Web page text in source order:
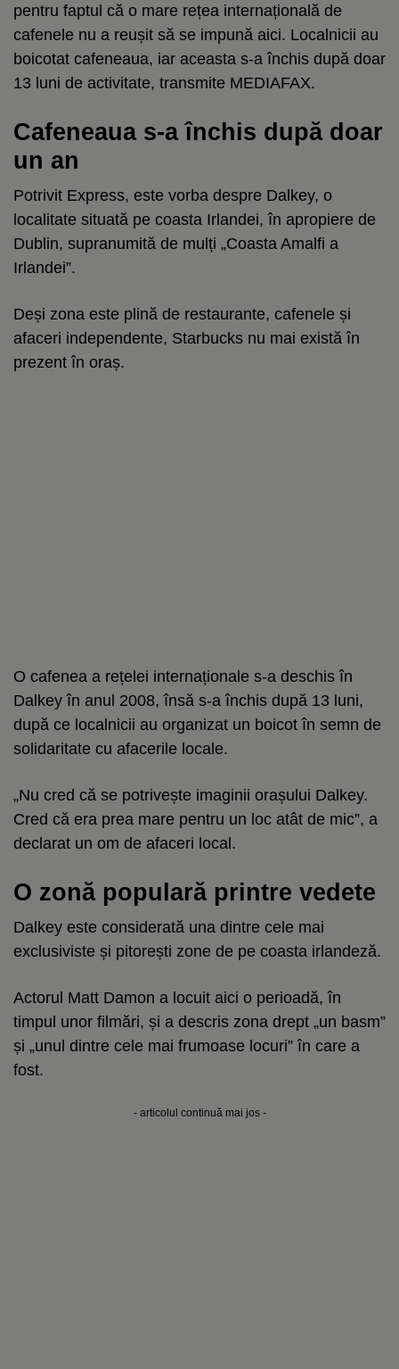
pentru faptul că o mare rețea internațională de
cafenele nu a reușit să se impună aici. Localnicii au
boicotat cafeneaua, iar aceasta s-a închis după doar
13 luni de activitate, transmite MEDIAFAX.
Cafeneaua s-a închis după doar
un an
Potrivit Express, este vorba despre Dalkey, o
localitate situată pe coasta Irlandei, în apropiere de
Dublin, supranumită de mulți „Coasta Amalfi a
Irlandei”.
Deși zona este plină de restaurante, cafenele și
afaceri independente, Starbucks nu mai există în
prezent în oraș.
O cafenea a rețelei internaționale s-a deschis în
Dalkey în anul 2008, însă s-a închis după 13 luni,
după ce localnicii au organizat un boicot în semn de
solidaritate cu afacerile locale.
„Nu cred că se potrivește imaginii orașului Dalkey.
Cred că era prea mare pentru un loc atât de mic”, a
declarat un om de afaceri local.
O zonă populară printre vedete
Dalkey este considerată una dintre cele mai
exclusiviste și pitorești zone de pe coasta irlandeză.
Actorul Matt Damon a locuit aici o perioadă, în
timpul unor filmări, și a descris zona drept „un basm”
și „unul dintre cele mai frumoase locuri” în care a
fost.
- articolul continuă mai jos -